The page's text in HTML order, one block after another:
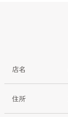
店名
住所